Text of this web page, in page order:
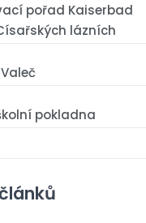
naší školy
pořad Kaiserbad
lázních
pokladna